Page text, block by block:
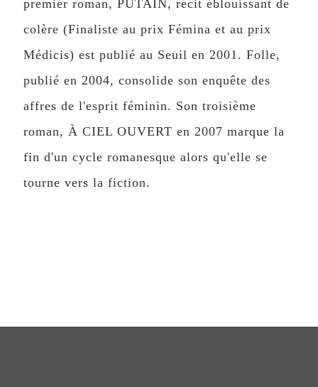
premier roman, PUTAIN, récit éblouissant de
colère (Finaliste au prix Fémina et au prix
Médicis) est publié au Seuil en 2001. Folle,
publié en 2004, consolide son enquête des
affres de l'esprit féminin. Son troisième
roman, À CIEL OUVERT en 2007 marque la
fin d'un cycle romanesque alors qu'elle se
tourne vers la fiction.